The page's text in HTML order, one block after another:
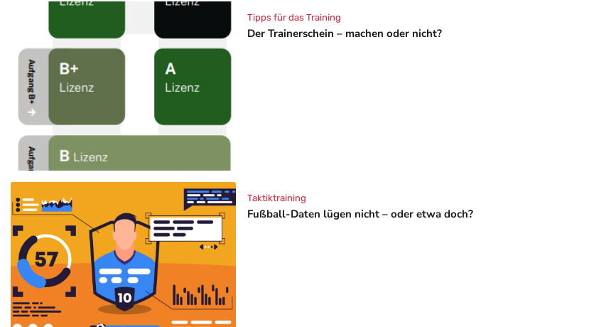
Der Trainerschein – machen oder nicht?
Tipps für das Training
Fußball-Daten lügen nicht – oder etwa doch?
Taktiktraining